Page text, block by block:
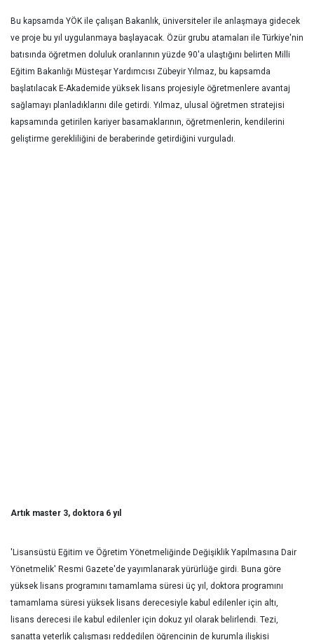
Bu kapsamda YÖK ile çalışan Bakanlık, üniversiteler ile anlaşmaya gidecek
ve proje bu yıl uygulanmaya başlayacak. Özür grubu atamaları ile Türkiye'nin
batısında öğretmen doluluk oranlarının yüzde 90'a ulaştığını belirten Milli
Eğitim Bakanlığı Müsteşar Yardımcısı Zübeyir Yılmaz, bu kapsamda
başlatılacak E-Akademide yüksek lisans projesiyle öğretmenlere avantaj
sağlamayı planladıklarını dile getirdi. Yılmaz, ulusal öğretmen stratejisi
kapsamında getirilen kariyer basamaklarının, öğretmenlerin, kendilerini
geliştirme gerekliliğini de beraberinde getirdiğini vurguladı.
Artık master 3, doktora 6 yıl
'Lisansüstü Eğitim ve Öğretim Yönetmeliğinde Değişiklik Yapılmasına Dair
Yönetmelik' Resmi Gazete'de yayımlanarak yürürlüğe girdi. Buna göre
yüksek lisans programını tamamlama süresi üç yıl, doktora programını
tamamlama süresi yüksek lisans derecesiyle kabul edilenler için altı,
lisans derecesi ile kabul edilenler için dokuz yıl olarak belirlendi. Tezi,
sanatta yeterlik çalışması reddedilen öğrencinin de kurumla ilişkisi